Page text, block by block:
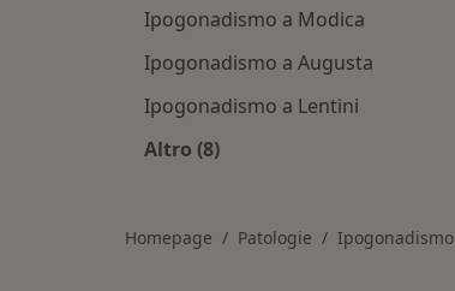
Ipogonadismo a Modica
Ipogonadismo a Augusta
Ipogonadismo a Lentini
Altro (8)
Homepage Patologie Ipogonadismo